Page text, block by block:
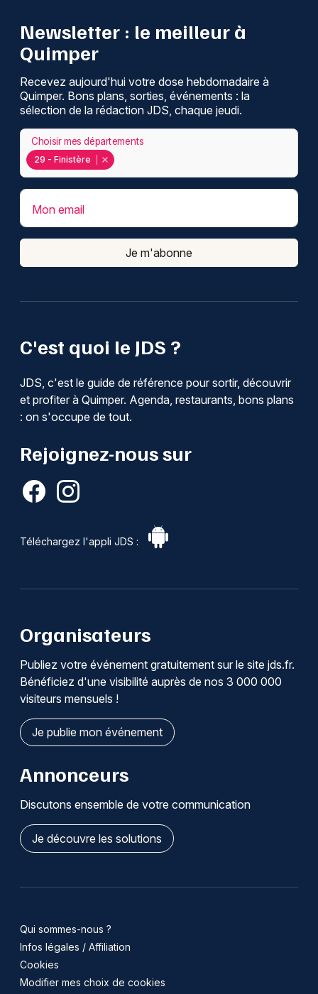
C'est quoi le JDS ?
JDS, c'est le guide de référence pour sortir, découvrir
et profiter à Quimper. Agenda, restaurants, bons plans
: on s'occupe de tout.
Rejoignez-nous sur
Téléchargez l'appli JDS :
Newsletter : le meilleur à
Quimper
Recevez aujourd'hui votre dose hebdomadaire à
Quimper. Bons plans, sorties, événements : la
sélection de la rédaction JDS, chaque jeudi.
29 - Finistère
Choisir mes départements
Mon email
Je m'abonne
Organisateurs
Publiez votre événement gratuitement sur le site jds.fr.
Bénéficiez d'une visibilité auprès de nos 3 000 000
visiteurs mensuels !
Je publie mon événement
Annonceurs
Discutons ensemble de votre communication
Je découvre les solutions
Qui sommes-nous ?
Infos légales / Affiliation
Cookies
Modifier mes choix de cookies